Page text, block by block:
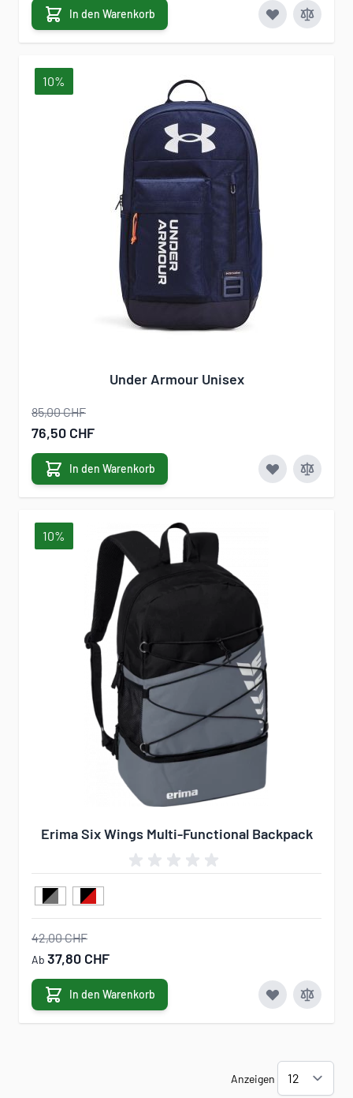
In den Warenkorb
10%
Under Armour Unisex
85,00 CHF
Sonderangebot
76,50 CHF
In den Warenkorb
10%
Erima Six Wings Multi-Functional Backpack
42,00 CHF
Ab 37,80 CHF
In den Warenkorb
Anzeigen